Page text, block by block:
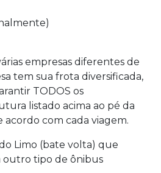
empresas diferentes de
tem sua frota diversificada,
TODOS os
listado acima ao pé da
acordo com cada viagem.
Limo (bate volta) que
outro tipo de ônibus